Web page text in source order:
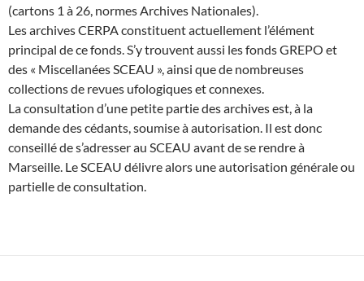
(cartons 1 à 26, normes Archives Nationales).
Les archives CERPA constituent actuellement l’élément
principal de ce fonds. S’y trouvent aussi les fonds GREPO et
des « Miscellanées SCEAU », ainsi que de nombreuses
collections de revues ufologiques et connexes.
La consultation d’une petite partie des archives est, à la
demande des cédants, soumise à autorisation. Il est donc
conseillé de s’adresser au SCEAU avant de se rendre à
Marseille. Le SCEAU délivre alors une autorisation générale ou
partielle de consultation.